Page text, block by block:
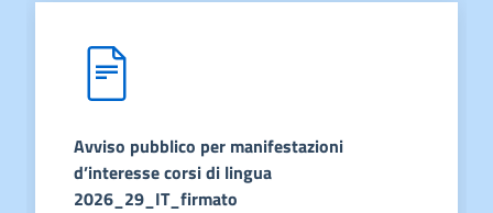
Avviso pubblico per manifestazioni
d’interesse corsi di lingua
2026_29_IT_firmato